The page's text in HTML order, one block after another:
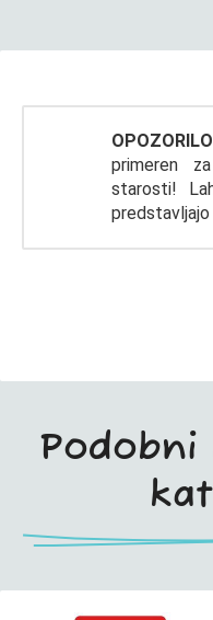
primeren
starosti!
Podobni